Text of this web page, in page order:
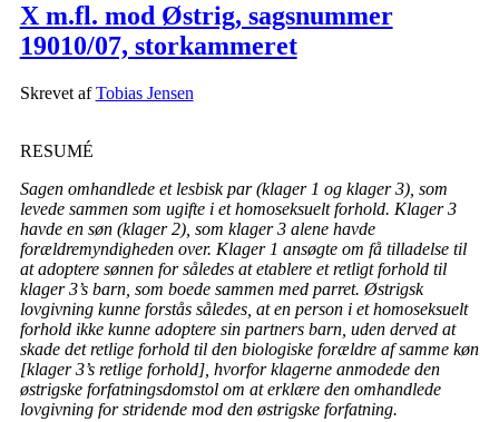
X m.fl. mod Østrig, sagsnummer
19010/07, storkammeret
Skrevet afTobias Jensen
RESUMÉ
Sagen omhandlede et lesbisk par (klager 1 og klager 3), som
levede sammen som ugifte i et homoseksuelt forhold. Klager 3
havde en søn (klager 2), som klager 3 alene havde
forældremyndigheden over. Klager 1 ansøgte om få tilladelse til
at adoptere sønnen for således at etablere et retligt forhold til
klager 3’s barn, som boede sammen med parret. Østrigsk
lovgivning kunne forstås således, at en person i et homoseksuelt
forhold ikke kunne adoptere sin partners barn, uden derved at
skade det retlige forhold til den biologiske forældre af samme køn
[klager 3’s retlige forhold], hvorfor klagerne anmodede den
østrigske forfatningsdomstol om at erklære den omhandlede
lovgivning for stridende mod den østrigske forfatning.